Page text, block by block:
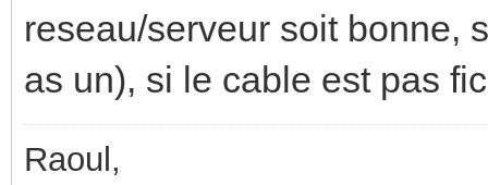
reseau/serveur soit bonne,
as un), si le cable est pas
Raoul,